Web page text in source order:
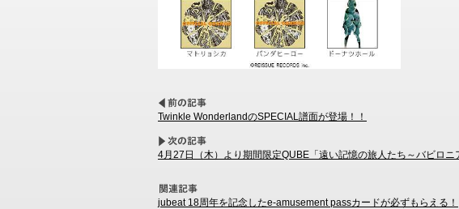
Twinkle WonderlandのSPECIAL譜面が登場！！
4月27日（木）より期間限定QUBE「遠い記憶の旅人たち～バビロニ
jubeat 18周年を記念したe-amusement passカードが必ずもらえる！